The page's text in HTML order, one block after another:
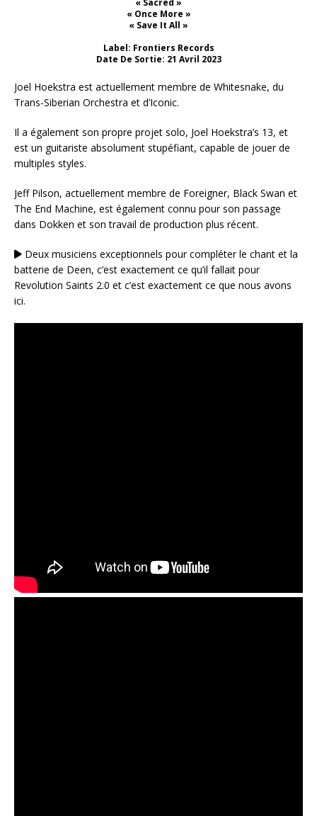
« Sacred »
« Once More »
« Save It All »
Label: Frontiers Records
Date De Sortie: 21 Avril 2023
Joel Hoekstra est actuellement membre de Whitesnake, du
Trans-Siberian Orchestra et d’Iconic.
Il a également son propre projet solo, Joel Hoekstra’s 13, et
est un guitariste absolument stupéfiant, capable de jouer de
multiples styles.
Jeff Pilson, actuellement membre de Foreigner, Black Swan et
The End Machine, est également connu pour son passage
dans Dokken et son travail de production plus récent.
Deux musiciens exceptionnels pour compléter le chant et la
batterie de Deen, c’est exactement ce qu’il fallait pour
Revolution Saints 2.0 et c’est exactement ce que nous avons
ici.